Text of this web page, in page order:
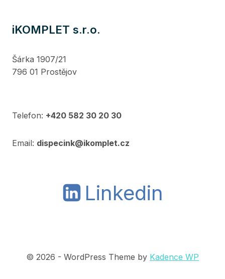
iKOMPLET s.r.o.
Šárka 1907/21
796 01 Prostějov
Telefon: +420 582 30 20 30
Email: dispecink@ikomplet.cz
Linkedin
© 2026 - WordPress Theme by Kadence WP